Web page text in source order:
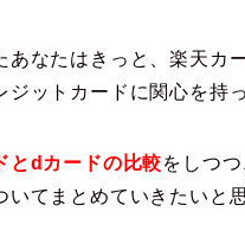
あなたはきっと、楽天カ
ットカードに関心を持
とdカードの比較をしつ
てまとめていきたいと